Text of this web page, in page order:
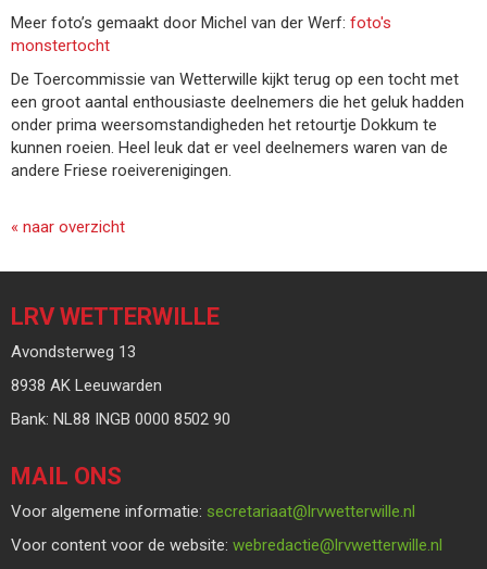
Meer foto’s gemaakt door Michel van der Werf: foto's
monstertocht
De Toercommissie van Wetterwille kijkt terug op een tocht met
een groot aantal enthousiaste deelnemers die het geluk hadden
onder prima weersomstandigheden het retourtje Dokkum te
kunnen roeien. Heel leuk dat er veel deelnemers waren van de
andere Friese roeiverenigingen.
« naar overzicht
LRV WETTERWILLE
Avondsterweg 13
8938 AK Leeuwarden
Bank: NL88 INGB 0000 8502 90
MAIL ONS
Voor algemene informatie: taairaterces@lrvwetterwille.nl
Voor content voor de website: eitcaderbew@lrvwetterwille.nl